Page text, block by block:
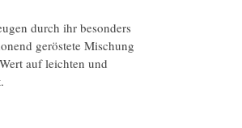
durch ihr besonders
geröstete Mischung
auf leichten und